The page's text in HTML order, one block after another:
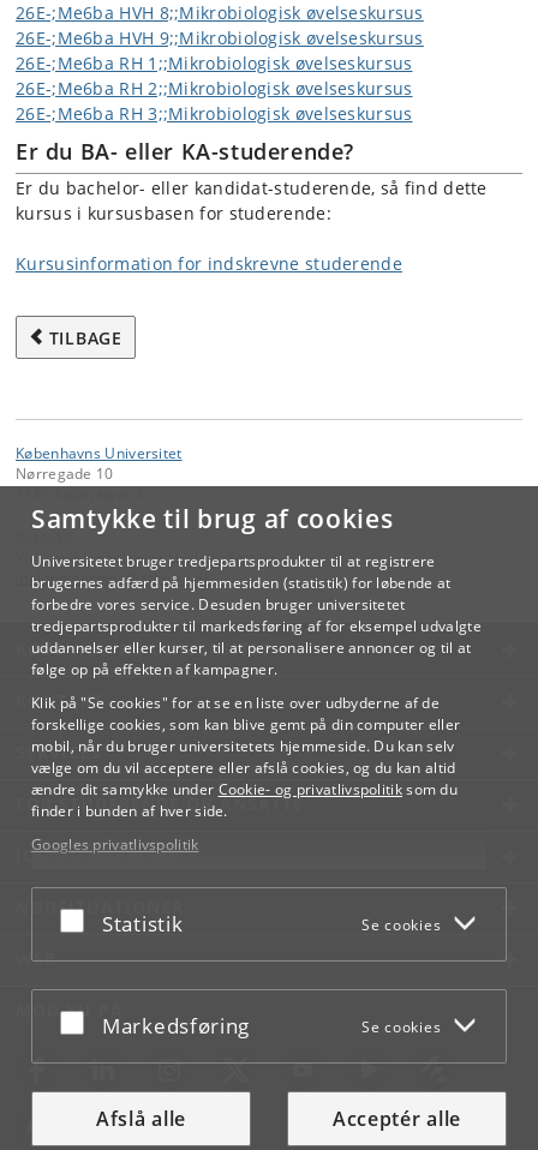
Samtykke til brug af cookies
Universitetet bruger tredjepartsprodukter til at registrere
brugernes adfærd på hjemmesiden (statistik) for løbende at
forbedre vores service. Desuden bruger universitetet
tredjepartsprodukter til markedsføring af for eksempel udvalgte
uddannelser eller kurser, til at personalisere annoncer og til at
følge op på effekten af kampagner.
Klik på "Se cookies" for at se en liste over udbyderne af de
forskellige cookies, som kan blive gemt på din computer eller
mobil, når du bruger universitetets hjemmeside. Du kan selv
vælge om du vil acceptere eller afslå cookies, og du kan altid
ændre dit samtykke under Cookie- og privatlivspolitiksom du
finder i bunden af hver side.
Googles privatlivspolitik
Acceptér eller afslå
Statistik Se cookies
Acceptér eller afslå
Markedsføring Se cookies
Afslå alle Acceptér alle
26E-;Me6ba HVH 8;;Mikrobiologisk øvelseskursus
26E-;Me6ba HVH 9;;Mikrobiologisk øvelseskursus
26E-;Me6ba RH 1;;Mikrobiologisk øvelseskursus
26E-;Me6ba RH 2;;Mikrobiologisk øvelseskursus
26E-;Me6ba RH 3;;Mikrobiologisk øvelseskursus
Er du BA- eller KA-studerende?
Er du bachelor- eller kandidat-studerende, så find dette
kursus i kursusbasen for studerende:
Kursusinformation for indskrevne studerende
TILBAGE
Københavns Universitet
Nørregade 10
Videreuddannelse og Livslang Læring
lifelonglearning@adm.ku.dk
KØBENHAVNS UNIVERSITET
KONTAKT
SERVICES
FOR STUDERENDE OG ANSATTE
JOB OG KARRIERE
NØDSITUATIONER
WEB
MØD KU PÅ